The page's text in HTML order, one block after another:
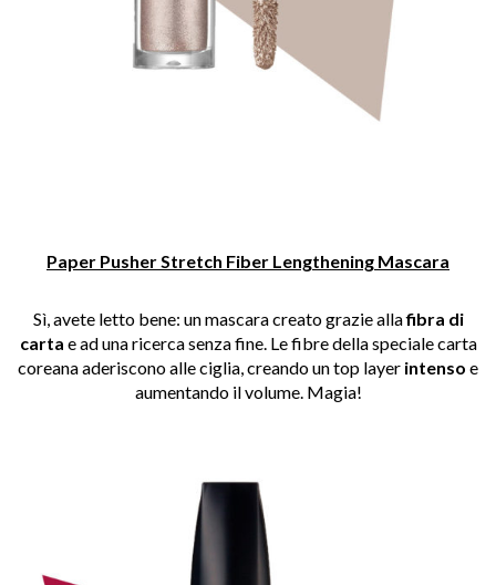
Paper Pusher Stretch Fiber Lengthening Mascara
Sì, avete letto bene: un mascara creato grazie allafibra di
carta e ad una ricerca senza fine. Le fibre della speciale carta
coreana aderiscono alle ciglia, creando un top layer intenso e
aumentando il volume. Magia!